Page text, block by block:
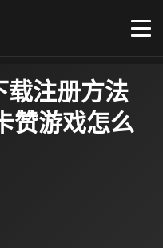
载注册方法
赞游戏怎么